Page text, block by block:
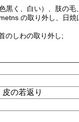
黒く、白い）、肢の
の取り外し、日
のしわの取り外し;
の若返り